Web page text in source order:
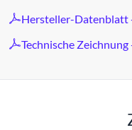
Hersteller-Datenblatt
Technische Zeichnung